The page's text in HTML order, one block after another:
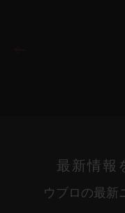
最新情報
ウブロの最新